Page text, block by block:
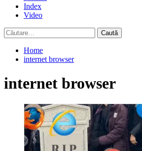
Index
Video
Caută
după:
Home
internet browser
internet browser